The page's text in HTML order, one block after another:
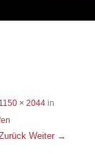
1150 × 2044in
Weiter →